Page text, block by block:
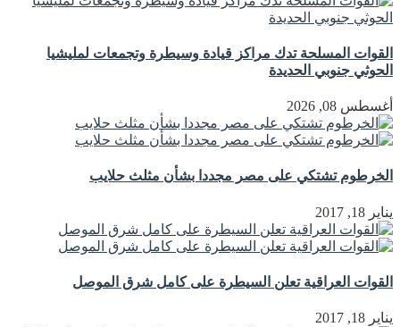
القوات المسلحة تدك مراكز قيادة وسيطرة وتجمعات لمليشيا
الحوثي جنوبي الحديدة
أغسطس 08, 2026
الخرطوم تشتكي على مصر مجددا بشأن مثلث حلايب
يناير 18, 2017
القوات العراقية تعلن السيطرة على كامل شرق الموصل
يناير 18, 2017